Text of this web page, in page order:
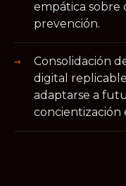
empática sobre
prevención.
Consolidación
digital
adaptarse a
concientización